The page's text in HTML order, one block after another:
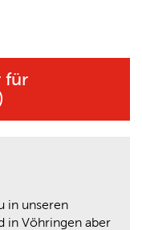
für
in unseren
in Vöhringen aber